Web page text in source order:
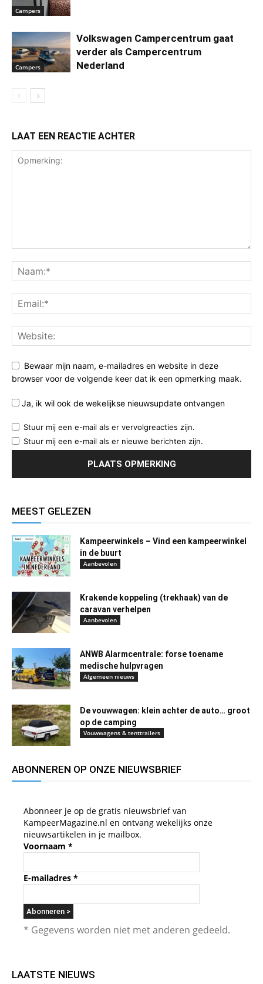
Campers
Campers
Volkswagen Campercentrum gaat
verder als Campercentrum
Nederland
LAAT EEN REACTIE ACHTER
Bewaar mijn naam, e-mailadres en website in deze
browser voor de volgende keer dat ik een opmerking maak.
Ja, ik wil ook de wekelijkse nieuwsupdate ontvangen
Stuur mij een e-mail als er vervolgreacties zijn.
Stuur mij een e-mail als er nieuwe berichten zijn.
MEEST GELEZEN
Kampeerwinkels – Vind een kampeerwinkel
in de buurt
Aanbevolen
Krakende koppeling (trekhaak) van de
caravan verhelpen
Aanbevolen
ANWB Alarmcentrale: forse toename
medische hulpvragen
Algemeen nieuws
De vouwwagen: klein achter de auto… groot
op de camping
Vouwwagens & tenttrailers
ABONNEREN OP ONZE NIEUWSBRIEF
Abonneer je op de gratis nieuwsbrief van
KampeerMagazine.nl en ontvang wekelijks onze
nieuwsartikelen in je mailbox.
Voornaam *
E-mailadres *
* Gegevens worden niet met anderen gedeeld.
LAATSTE NIEUWS